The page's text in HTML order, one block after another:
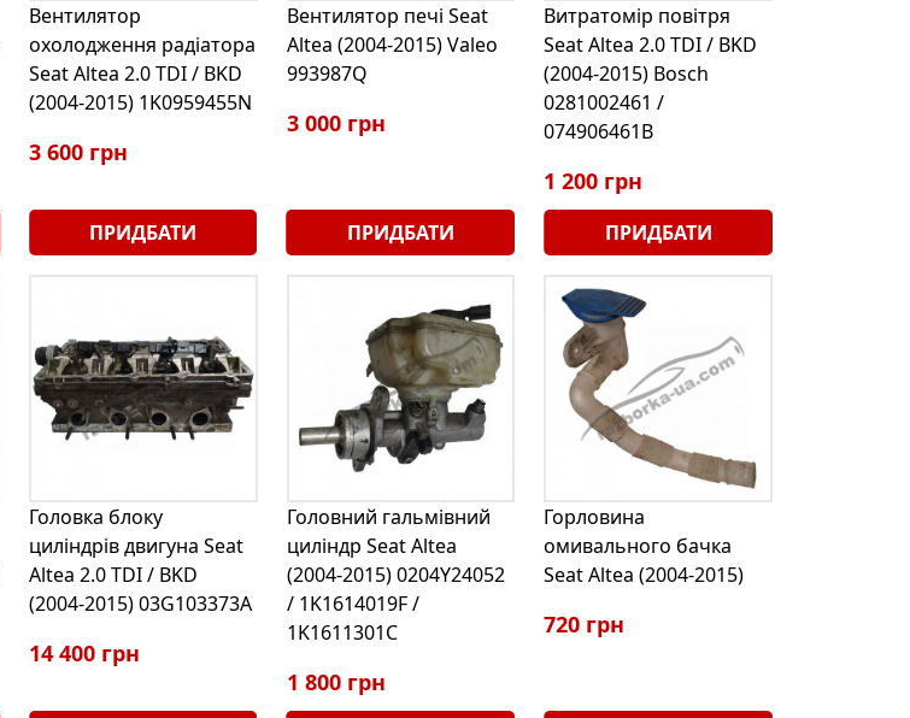
Вентилятор
охолодження радіатора
Seat Altea 2.0 TDI / BKD
(2004-2015) 1K0959455N
3 600 грн
ПРИДБАТИ
Вентилятор печі Seat
Altea (2004-2015) Valeo
993987Q
3 000 грн
ПРИДБАТИ
Витратомір повітря
Seat Altea 2.0 TDI / BKD
(2004-2015) Bosch
0281002461 /
074906461B
1 200 грн
ПРИДБАТИ
Головка блоку
циліндрів двигуна Seat
Altea 2.0 TDI / BKD
(2004-2015) 03G103373A
14 400 грн
Головний гальмівний
циліндр Seat Altea
(2004-2015) 0204Y24052
/ 1K1614019F /
1K1611301C
1 800 грн
Горловина
омивального бачка
Seat Altea (2004-2015)
720 грн